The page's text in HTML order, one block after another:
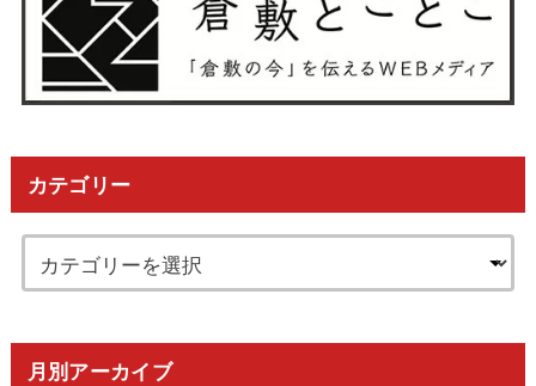
カテゴリー
月別アーカイブ